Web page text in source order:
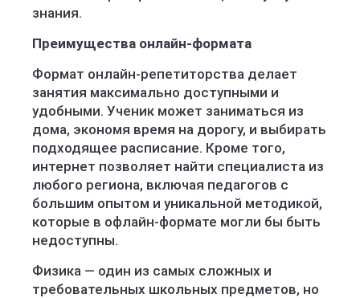
знания.
Преимущества онлайн-формата
Формат онлайн-репетиторства делает
занятия максимально доступными и
удобными. Ученик может заниматься из
дома, экономя время на дорогу, и выбирать
подходящее расписание. Кроме того,
интернет позволяет найти специалиста из
любого региона, включая педагогов с
большим опытом и уникальной методикой,
которые в офлайн-формате могли бы быть
недоступны.
Физика — один из самых сложных и
требовательных школьных предметов, но